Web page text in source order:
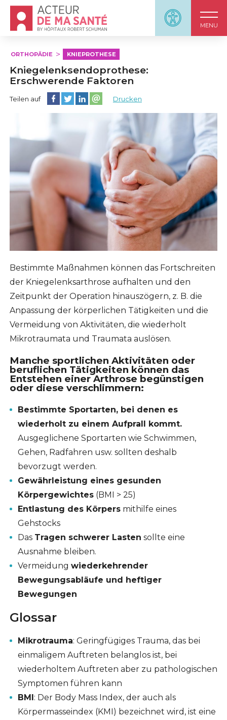
Panneau
MENU
Accueil - Acteur de ma santé, by HôpitauxRobert
ORTHOPÄDIE KNIEPROTHESE
Kniegelenksendoprothese:
Erschwerende Faktoren
Teilen auf Diese Seite auf Facebook teilen
Diese Seite auf Twitter teilen
Diese Seite auf LinkedIn teilen
Partager cette page sur email
Drucken
Bestimmte Maßnahmen können das Fortschreiten
der Kniegelenksarthrose aufhalten und den
Zeitpunkt der Operation hinauszögern, z. B. die
Anpassung der körperlichen Tätigkeiten und die
Vermeidung von Aktivitäten, die wiederholt
Mikrotraumata und Traumata auslösen.
Manche sportlichen Aktivitäten oder
beruflichen Tätigkeiten können das
Entstehen einer Arthrose begünstigen
oder diese verschlimmern:
Bestimmte Sportarten, bei denen es
wiederholt zu einem Aufprall kommt.
Ausgeglichene Sportarten wie Schwimmen,
Gehen, Radfahren usw. sollten deshalb
bevorzugt werden.
Gewährleistung eines gesunden
Körpergewichtes(BMI > 25)
Entlastung des Körpersmithilfe eines
Gehstocks
Das Tragen schwerer Lasten sollte eine
Ausnahme bleiben.
Vermeidung wiederkehrender
Bewegungsabläufe und heftiger
Bewegungen
Glossar
Mikrotrauma: Geringfügiges Trauma, das bei
einmaligem Auftreten belanglos ist, bei
wiederholtem Auftreten aber zu pathologischen
Symptomen führen kann
BMI: Der Body Mass Index, der auch als
Körpermasseindex (KMI) bezeichnet wird, ist eine